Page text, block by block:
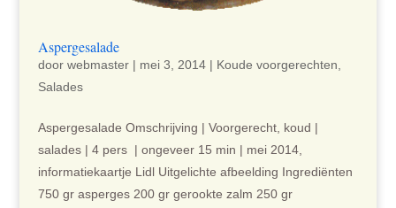
Aspergesalade
door webmaster| mei 3, 2014| Koude voorgerechten
Salades
Aspergesalade Omschrijving | Voorgerecht, koud |
salades | 4 pers | ongeveer 15 min | mei 2014,
informatiekaartje Lidl Uitgelichte afbeelding Ingrediënten
750 gr asperges 200 gr gerookte zalm 250 gr